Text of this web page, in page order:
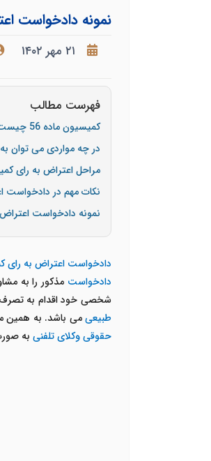
نمونه دادخواست
۲۱ مهر ۱۴۰۲
فهرست مطالب
کمیسیون ماده 56 چیست؟
در چه مواردی می توان به رای
مراحل اعتراض به رای
نکات مهم در دادخواست
نمونه دادخواست اعتراض
دادخواست اعتراض به رای
دادخواست مذکور را به
شخصی خود اقدام به تصرف
طبیعیمی باشد. به همین
حقوقی وکلای تلفنی به